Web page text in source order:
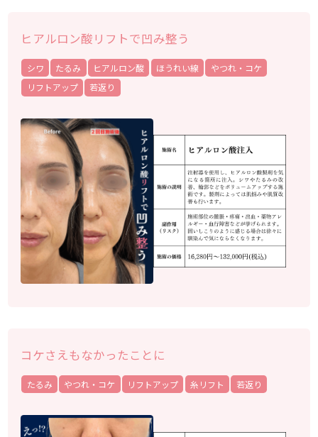
ヒアルロン酸リフトで凹み整う
シワ たるみ ヒアルロン酸 ほうれい線
やつれ・コケ
リフトアップ
若返り
コケさえもなかったことに
たるみ やつれ・コケ リフトアップ 糸リフト 若返り